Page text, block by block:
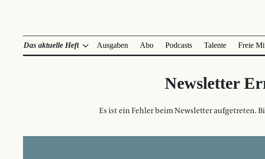
Das aktuelle Heft Ausgaben Abo Podcasts Talente Freie
Newsletter
Es ist ein Fehler beim Newsletter aufgetreten.